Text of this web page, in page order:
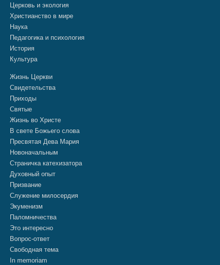
Церковь и экология
Христианство в мире
Наука
Педагогика и психология
История
Культура
Жизнь Церкви
Свидетельства
Приходы
Святые
Жизнь во Христе
В свете Божьего слова
Пресвятая Дева Мария
Новоначальным
Страничка катехизатора
Духовный опыт
Призвание
Служение милосердия
Экуменизм
Паломничества
Это интересно
Вопрос-ответ
Свободная тема
In memoriam